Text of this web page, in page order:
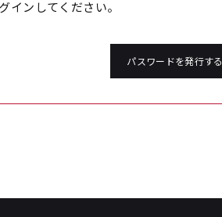
インしてください。
パスワードを発行する